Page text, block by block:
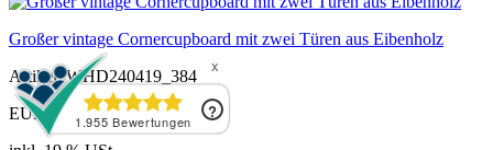
Großer vintage Cornercupboard mit zwei Türen aus Eibenholz
Artikel: WHD240419_384
EUR 2.450,00